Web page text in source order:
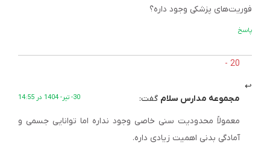
فوریت‌های پزشکی وجود داره؟
پاسخ
مجموعه مدارس سلام گفت: 30- تیر- 1404 در 14:55
معمولاً محدودیت سنی خاصی وجود نداره اما توانایی جسمی و
آمادگی بدنی اهمیت زیادی داره.